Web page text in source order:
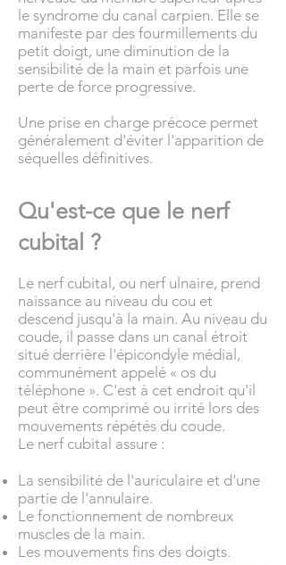
le syndrome du canal carpien. Elle se
manifeste par des fourmillements du
petit doigt, une diminution de la
sensibilité de la main et parfois une
perte de force progressive.
Une prise en charge précoce permet
généralement d'éviter l'apparition de
séquelles définitives.
Qu'est-ce que le nerf
cubital ?
Le nerf cubital, ou nerf ulnaire, prend
naissance au niveau du cou et
descend jusqu'à la main. Au niveau du
coude, il passe dans un canal étroit
situé derrière l'épicondyle médial,
communément appelé « os du
téléphone ». C'est à cet endroit qu'il
peut être comprimé ou irrité lors des
mouvements répétés du coude.
Le nerf cubital assure :
La sensibilité de l'auriculaire et d'une
partie de l'annulaire.
Le fonctionnement de nombreux
muscles de la main.
Les mouvements fins des doigts.